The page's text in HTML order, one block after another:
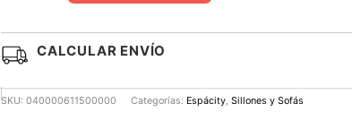
CALCULAR ENVÍO
SKU: 040000611500000 Categorías: Espácity, Sillones y Sofás